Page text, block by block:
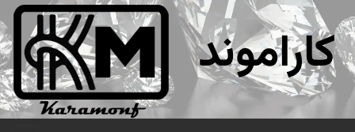
کاراموند